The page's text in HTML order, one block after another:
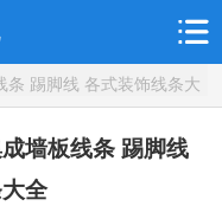
踢脚线 各式装饰线条大
墙板线条 踢脚线
全